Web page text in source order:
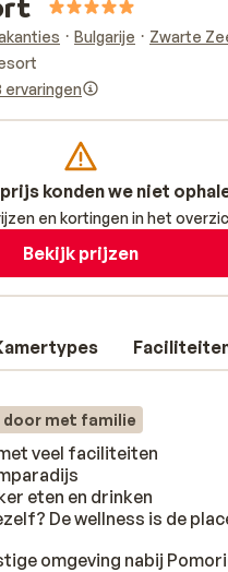
Bulgarije
Zwarte
ervaringen
met familie
veel faciliteiten
eten en drinken
De wellness is de
omgeving nabij
konden we niet
en kortingen in het
Bekijk prijzen